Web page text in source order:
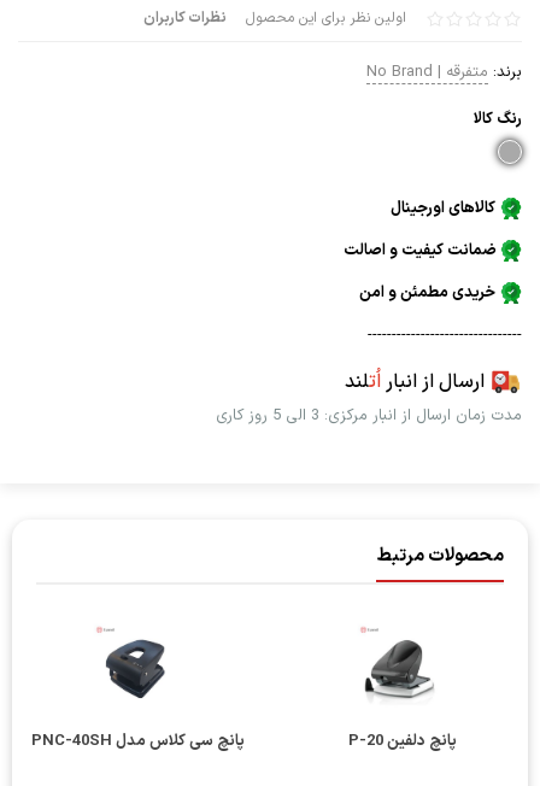
اولین نظر برای این محصول نظرات کاربران
برند: متفرقه | No Brand
رنگ كالا
کالاهای اورجینال
ضمانت کیفیت و اصالت
خریدی مطمئن و امن
--------------------------------
ارسال از انباراُتلند
مدت زمان ارسال از انبار مرکزی: 3 الی 5 روز کاری
محصولات مرتبط
پانچ دلفین P-20 پانچ سی کلاس مدل PNC-40SH